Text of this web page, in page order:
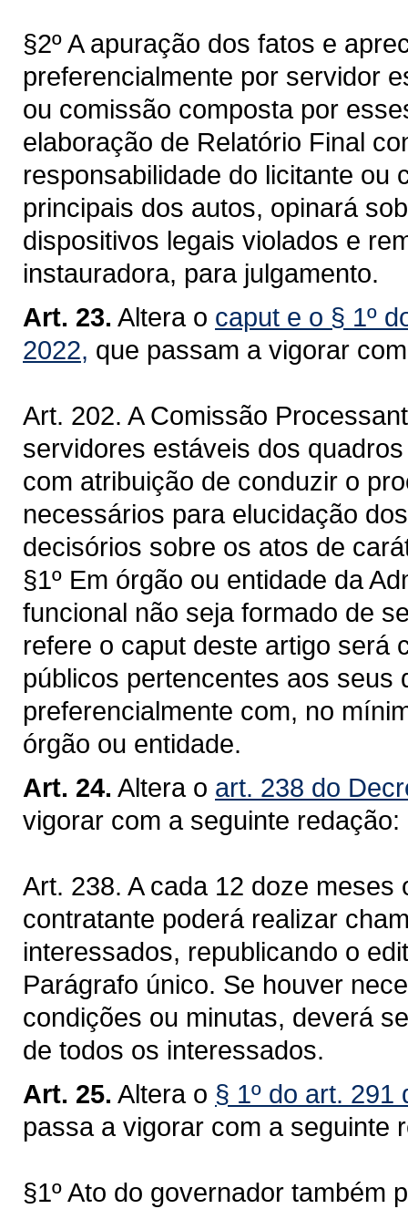
§2º A apuração dos fatos e
preferencialmente por servidor
ou comissão composta por
elaboração de Relatório Final
responsabilidade do licitante ou
principais dos autos, opinará
dispositivos legais violados e
instauradora, para julgamento.
Art. 23. Altera o caput e o § 1º
2022, que passam a vigorar
Art. 202. A Comissão
servidores estáveis dos
com atribuição de conduzir o
necessários para elucidação
decisórios sobre os atos de
§1º Em órgão ou entidade da
funcional não seja formado de
refere o caput deste artigo será
públicos pertencentes aos seus
preferencialmente com, no
órgão ou entidade.
Art. 24. Altera o art. 238 do
vigorar com a seguinte redação:
Art. 238. A cada 12 doze
contratante poderá realizar
interessados, republicando o
Parágrafo único. Se houver
condições ou minutas, deverá
de todos os interessados.
Art. 25. Altera o § 1º do art. 291
passa a vigorar com a seguinte
§1º Ato do governador também